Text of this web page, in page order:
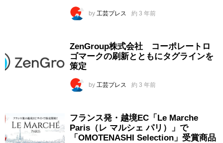
by 工芸プレス 約 3 年前
ZenGroup株式会社 コーポレートロ
ゴマークの刷新とともにタグラインを
策定
by 工芸プレス 約 3 年前
フランス発・越境EC「Le Marche
Paris（レ マルシェ パリ）」で
「OMOTENASHI Selection」受賞商品